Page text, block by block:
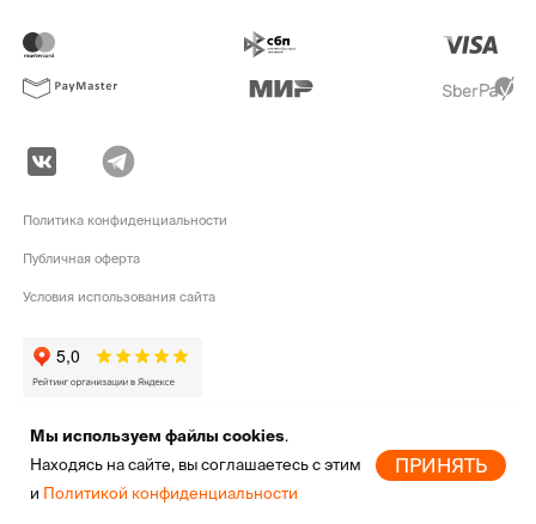
pike.ru © 2010 - 2026 | Высококачественная
отдыха от мировых брендов
Политика конфиденциальности
Публичная оферта
Условия использования сайта
Мы используем файлы cookies.
Находясь на сайте, вы соглашаетесь с этим
и Политикой конфиденциальности
ПРИНЯТЬ